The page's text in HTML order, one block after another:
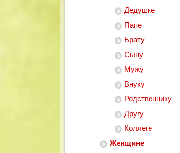
Дедушке
Папе
Брату
Сыну
Мужу
Внуку
Родственнику
Другу
Коллеге
Женщине